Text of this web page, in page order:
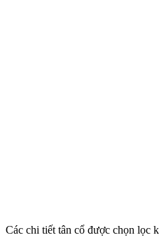
Các chi tiết tân cổ được chọn lọc